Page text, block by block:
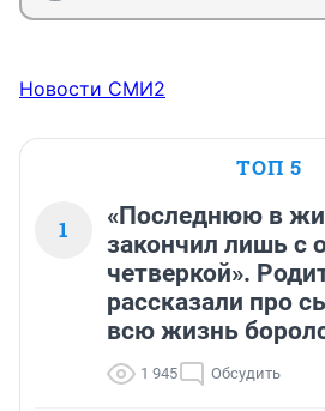
Новости СМИ2
ТОП 5
1
«Последнюю в
закончил лишь с
четверкой».
рассказали про
всю жизнь
1 945 Обсудить